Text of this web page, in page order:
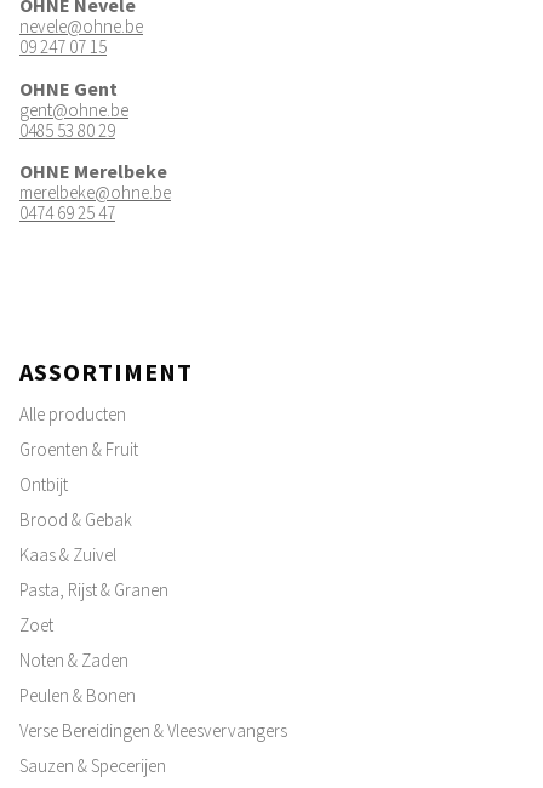
OHNE Nevele
nevele@ohne.be
09 247 07 15
OHNE Gent
gent@ohne.be
0485 53 80 29
OHNE Merelbeke
merelbeke@ohne.be
0474 69 25 47
ASSORTIMENT
Alle producten
Groenten & Fruit
Ontbijt
Brood & Gebak
Kaas & Zuivel
Pasta, Rijst & Granen
Zoet
Noten & Zaden
Peulen & Bonen
Verse Bereidingen & Vleesvervangers
Sauzen & Specerijen